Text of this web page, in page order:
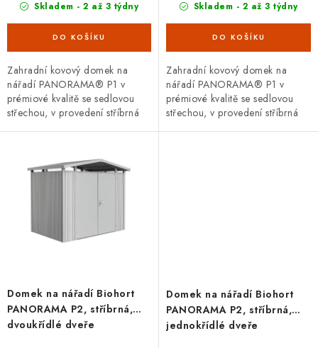
Skladem - 2 až 3 týdny
Zahradní kovový domek na
nářadí PANORAMA® P1 v
prémiové kvalitě se sedlovou
střechou, v provedení stříbrná
Skladem - 2 až 3 týdny
Zahradní kovový domek na
nářadí PANORAMA® P1 v
prémiové kvalitě se sedlovou
střechou, v provedení stříbrná
Domek na nářadí Biohort
PANORAMA P2, stříbrná,
dvoukřídlé dveře
Domek na nářadí Biohort
PANORAMA P2, stříbrná,
jednokřídlé dveře